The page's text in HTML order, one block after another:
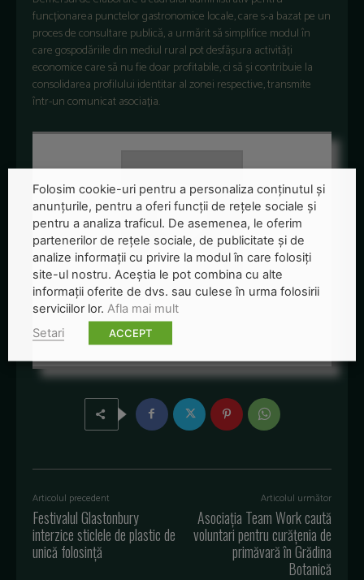
funcționarea punctelor gastronomice locale, care s-a bazat pe un
proces de consultare publică, a urmărit să simplifice modul în
care gospodăriile din mediul rural pot desfășura activități
economice care să nu fie doar profitabile, ci să și contribuie la
consolidarea profilului identitar al zonei respective, transmite
într-un comunicat asociația.
Redactia-Green-Report
+ posts
Articolul precedent
Festivalul Glastonbury
interzice sticlele de plastic de
unică folosință
Articolul următor
Asociația Team Work caută
voluntari pentru curățenia de
primăvară în Grădina
Botanică
Folosim cookie-uri pentru a personaliza conținutul și
anunțurile, pentru a oferi funcții de rețele sociale și
pentru a analiza traficul. De asemenea, le oferim
partenerilor de rețele sociale, de publicitate și de
analize informații cu privire la modul în care folosiți
site-ul nostru. Aceștia le pot combina cu alte
informații oferite de dvs. sau culese în urma folosirii
serviciilor lor. Afla mai mult
Setari
ACCEPT